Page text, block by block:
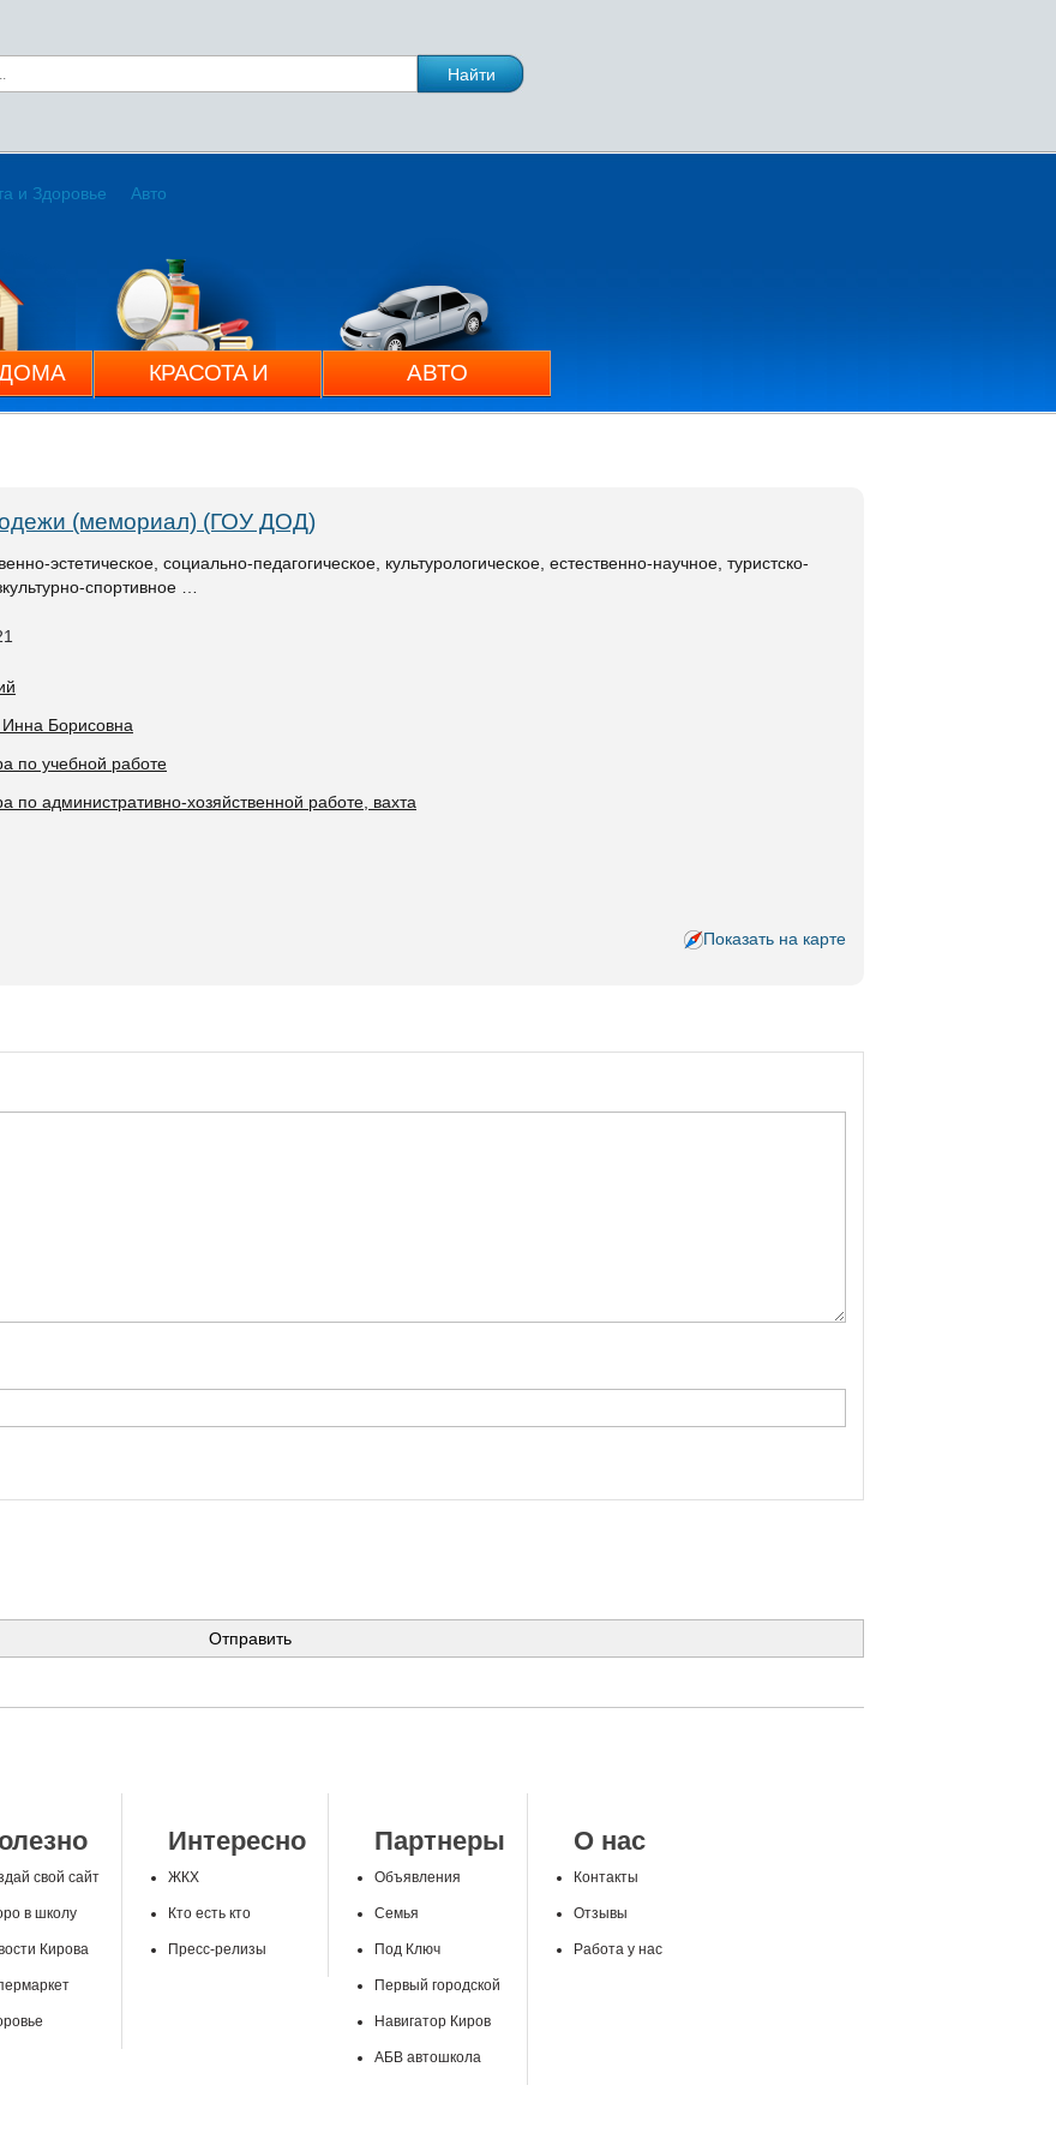
и Здоровье Авто
КРАСОТА И
ЗДОРОВЬЕ
АВТО
(мемориал) (ГОУ ДОД)
эстетическое, социально-педагогическое, культурологическое, естественно-научное, туристско-
спортивное …
Борисовна
по учебной работе
по административно-хозяйственной работе, вахта
Показать на карте
свой сайт
в школу
Кирова
Интересно
ЖКХ
Кто есть кто
Пресс-релизы
Партнеры
Объявления
Семья
Под Ключ
Первый городской
Навигатор Киров
АБВ автошкола
О нас
Контакты
Отзывы
Работа у нас